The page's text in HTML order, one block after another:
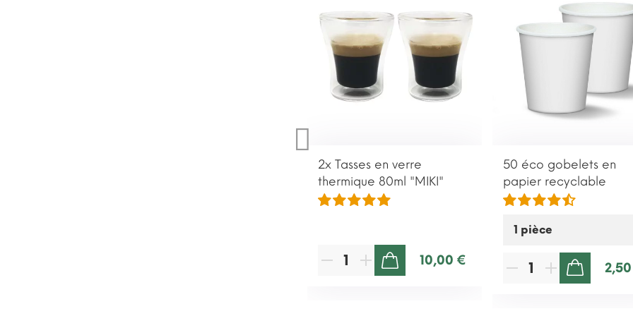
2x Tasses en verre
thermique 80ml "MIKI"
10,00 €
50 éco gobelets en
papier recyclable